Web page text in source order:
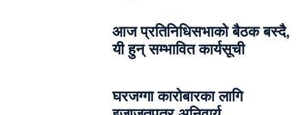
आज प्रतिनिधिसभाको बैठक बस्दै,
यी हुन् सम्भावित कार्यसूची
घरजग्गा कारोबारका लागि